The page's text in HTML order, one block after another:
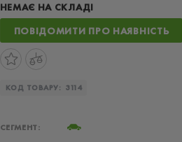
НЕМАЄ НА СКЛАДІ
ПОВІДОМИТИ ПРО НАЯВНІСТЬ
КОД ТОВАРУ: 3114
СЕГМЕНТ: